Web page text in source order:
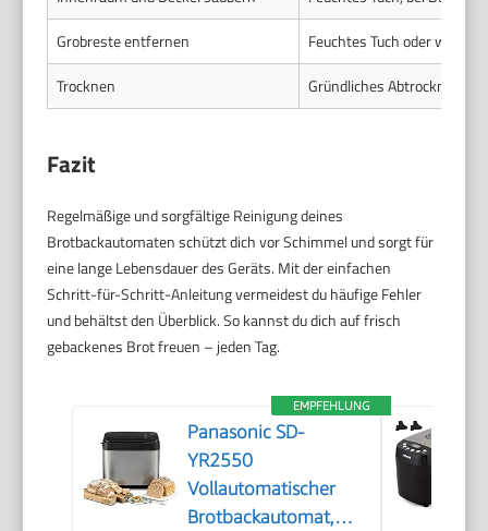
Grobreste entfernen
Feuchtes Tuch oder
Trocknen
Gründliches Abtrocknen
Fazit
Regelmäßige und sorgfältige Reinigung deines
Brotbackautomaten schützt dich vor Schimmel und sorgt für
eine lange Lebensdauer des Geräts. Mit der einfachen
Schritt-für-Schritt-Anleitung vermeidest du häufige Fehler
und behältst den Überblick. So kannst du dich auf frisch
gebackenes Brot freuen – jeden Tag.
EMPFEHLUNG
Panasonic SD-
YR2550
Vollautomatischer
Brotbackautomat,